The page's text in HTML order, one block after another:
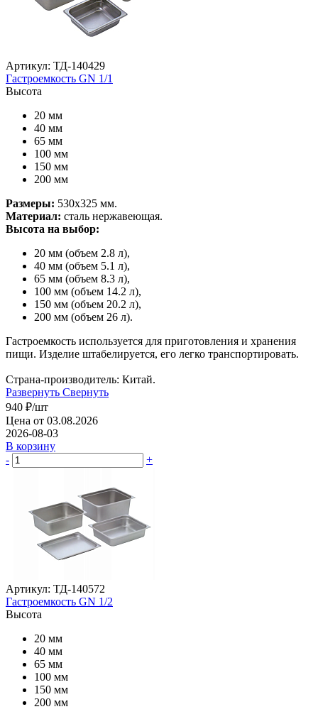
Артикул: ТД-140429
Гастроемкость GN 1/1
Высота
20 мм
40 мм
65 мм
100 мм
150 мм
200 мм
Размеры: 530х325 мм.
Материал: сталь нержавеющая.
Высота на выбор:
20 мм (объем 2.8 л),
40 мм (объем 5.1 л),
65 мм (объем 8.3 л),
100 мм (объем 14.2 л),
150 мм (объем 20.2 л),
200 мм (объем 26 л).
Гастроемкость используется для приготовления и хранения
пищи. Изделие штабелируется, его легко транспортировать.
Страна-производитель: Китай.
Развернуть Свернуть
940 ₽/шт
Цена от 03.08.2026
2026-08-03
В корзину
-
+
Артикул: ТД-140572
Гастроемкость GN 1/2
Высота
20 мм
40 мм
65 мм
100 мм
150 мм
200 мм